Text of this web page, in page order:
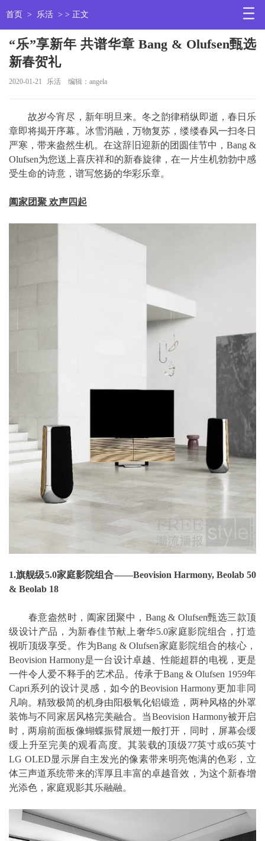
首页 > 乐活 > > 正文
“乐”享新年 共谱华章 Bang & Olufsen甄选
新春贺礼
2020-01-21 乐活 编辑：angela
故岁今宵尽，新年明旦来。冬之韵律稍纵即逝，春日乐
章即将揭开序幕。冰雪消融，万物复苏，缕缕春风一扫冬日
严寒，带来盎然生机。在这辞旧迎新的团圆佳节中，Bang &
Olufsen为您送上喜庆祥和的新春旋律，在一片生机勃勃中感
受生命的诗意，谱写悠扬的华彩乐章。
阖家团聚 欢声四起
1.旗舰级5.0家庭影院组合——Beovision Harmony, Beolab 50
& Beolab 18
春意盎然时，阖家团聚中，Bang & Olufsen甄选三款顶
级设计产品，为新春佳节献上奢华5.0家庭影院组合，打造
视听顶级享受。作为Bang & Olufsen家庭影院组合的核心，
Beovision Harmony是一台设计卓越、性能超群的电视，更是
一件令人爱不释手的艺术品。传承于Bang & Olufsen 1959年
Capri系列的设计灵感，如今的Beovision Harmony更加非同
凡响。精致极简的机身由阳极氧化铝锻造，两种风格的外罩
装饰与不同家居风格完美融合。当Beovision Harmony被开启
时，两扇前面板像蝴蝶振臂展翅一般打开，同时，屏幕会缓
缓上升至完美的观看高度。其装载的顶级77英寸或65英寸
LG OLED显示屏自主发光的像素带来明亮饱满的色彩，立
体三声道系统带来的浑厚且丰富的卓越音效，为这个新春增
光添色，家庭观影其乐融融。